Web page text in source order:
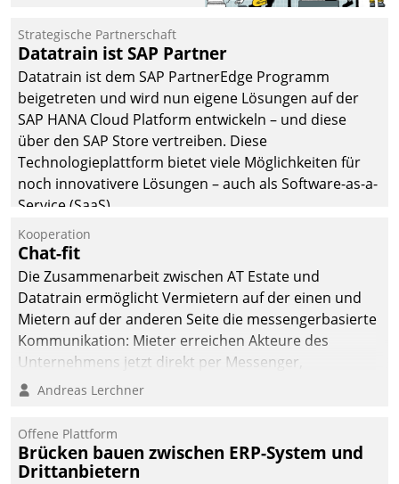
Jahresbeginn eine
Überblick, Einsicht und
Eingriff bietende Lösung.
Zur Entwicklung setzte
man auf
Cloudtechnologie,
bewährte und Startup-
Partner sowie erstmals
agile Projektmethoden.
Strategische Partnerschaft
Datatrain ist SAP Partner
Datatrain ist dem SAP PartnerEdge Programm
beigetreten und wird nun eigene Lösungen auf der
SAP HANA Cloud Platform entwickeln – und diese
über den SAP Store vertreiben. Diese
Technologieplattform bietet viele Möglichkeiten für
noch innovativere Lösungen – auch als Software-as-a-
Service (SaaS).
Kooperation
Chat-fit
Die Zusammenarbeit zwischen AT Estate und
Datatrain ermöglicht Vermietern auf der einen und
Mietern auf der anderen Seite die messengerbasierte
Kommunikation: Mieter erreichen Akteure des
Unternehmens jetzt direkt per Messenger,
Mitarbeiter oder Dienstleister empfangen oder
Andreas Lerchner
Offene Plattform
Brücken bauen zwischen ERP-System und
Drittanbietern